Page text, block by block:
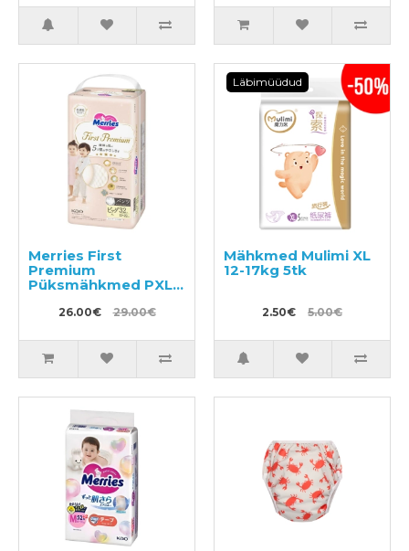
Merries First
Premium
Püksmähkmed PXL
26.00€ 29.00€
Läbimüüdud
Mähkmed Mulimi XL
12-17kg 5tk
2.50€ 5.00€